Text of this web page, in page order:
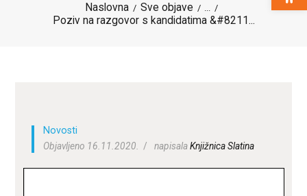
Naslovna Sve objave ...
Poziv na razgovor s kandidatima &#8211...
NASLOVNA
O KNJIŽNICI
Novosti
Objavljeno 16.11.2020.
napisalaKnjižnica Slatina